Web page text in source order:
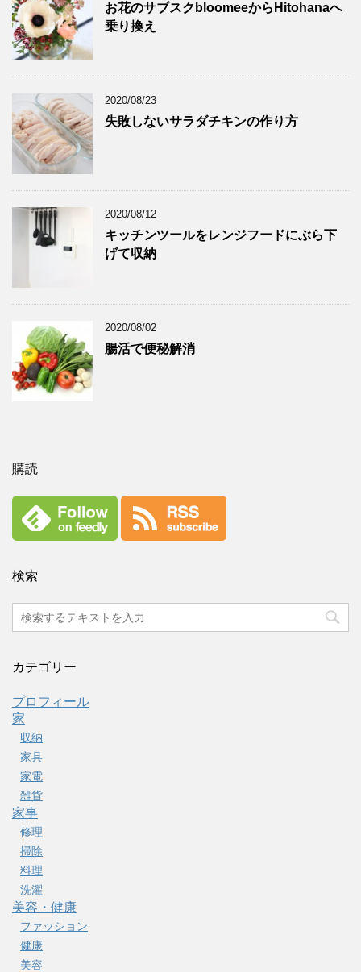
お花のサブスクbloomeeからHitohanaへ
乗り換え
2020/08/23
失敗しないサラダチキンの作り方
2020/08/12
キッチンツールをレンジフードにぶら下
げて収納
2020/08/02
腸活で便秘解消
購読
検索
カテゴリー
プロフィール
家
収納
家具
家電
雑貨
家事
修理
掃除
料理
洗濯
美容・健康
ファッション
健康
美容